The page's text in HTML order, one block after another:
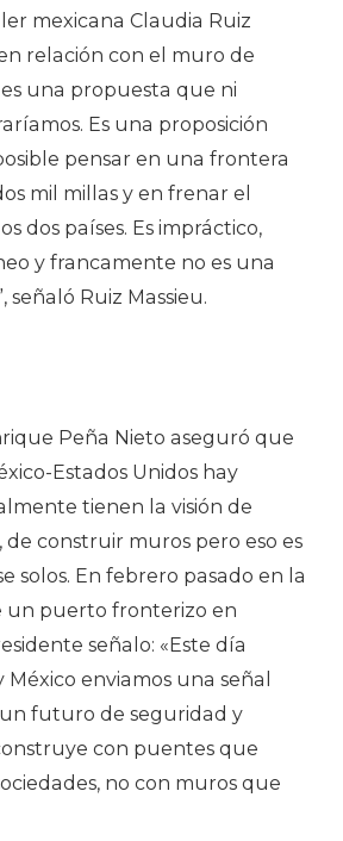
mexicana Claudia Ruiz
relación con el muro de
una propuesta que ni
Es una proposición
pensar en una frontera
mil millas y en frenar el
dos países. Es impráctico,
y francamente no es una
señaló Ruiz Massieu.
Peña Nieto aseguró que
Estados Unidos hay
tienen la visión de
de construir muros pero eso es
solos. En febrero pasado en la
un puerto fronterizo en
señalo: «Este día
México enviamos una señal
futuro de seguridad y
con puentes que
no con muros que